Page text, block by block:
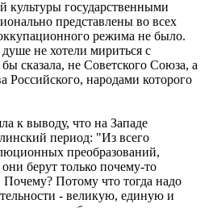
культуры государственными
представлены во всех
режима не было.
не хотели мириться с
сказала, не Советского Союза, а
Российского, народами которого
к выводу, что на Западе
период: "Из всего
преобразований,
берут только почему-то
Потому что тогда надо
- великую, единую и